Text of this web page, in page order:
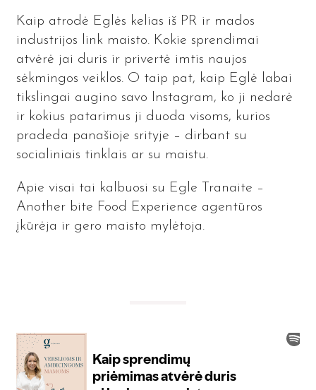
Kaip atrodė Eglės kelias iš PR ir mados
industrijos link maisto. Kokie sprendimai
atvėrė jai duris ir privertė imtis naujos
sėkmingos veiklos. O taip pat, kaip Eglė labai
tikslingai augino savo Instagram, ko ji nedarė
ir kokius patarimus ji duoda visoms, kurios
pradeda panašioje srityje – dirbant su
socialiniais tinklais ar su maistu.
Apie visai tai kalbuosi su Egle Tranaite –
Another bite Food Experience agentūros
įkūrėja ir gero maisto mylėtoja.